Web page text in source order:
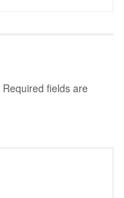
Required fields are